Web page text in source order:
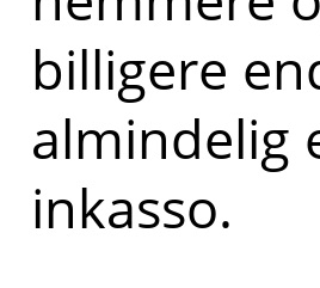
billigere
almindelig
inkasso.